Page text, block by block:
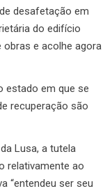
desafetação em
do edifício
obras e acolhe agora
estado em que se
recuperação são
Lusa, a tutela
relativamente ao
“entendeu ser seu